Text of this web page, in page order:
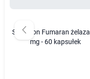
Swanson Fumaran
mg - 60 kapsułek